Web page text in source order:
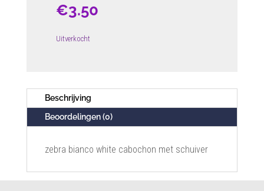
€3.50
Uitverkocht
Beschrijving
Beoordelingen (0)
zebra bianco white cabochon met schuiver